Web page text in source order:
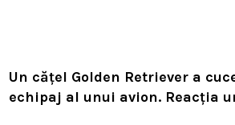
Un cățel Golden Retriever a
echipaj al unui avion. Reacția